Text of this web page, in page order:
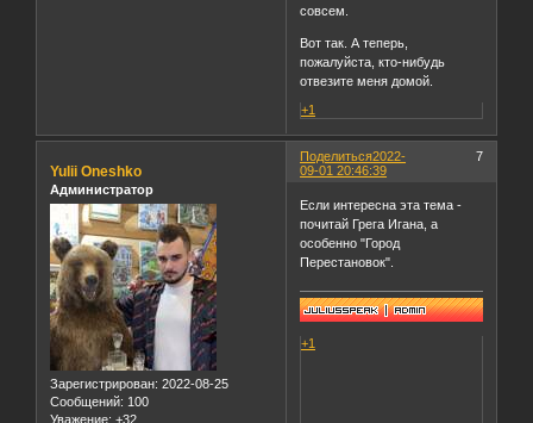
совсем.
Вот так. А теперь,
пожалуйста, кто-нибудь
отвезите меня домой.
+1
Поделиться 7
2022-
09-01 20:46:39
Yulii Oneshko
Администратор
Зарегистрирован: 2022-08-25
Сообщений: 100
Уважение: +32
Если интересна эта тема -
почитай Грега Игана, а
особенно "Город
Перестановок".
+1